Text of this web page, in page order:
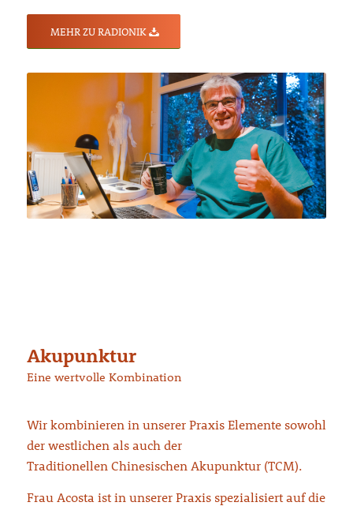
MEHR ZU RADIONIK
Akupunktur
Eine wertvolle Kombination
Wir kombinieren in unserer Praxis Elemente sowohl
der westlichen als auch der
Traditionellen Chinesischen Akupunktur (TCM).
Frau Acosta ist in unserer Praxis spezialisiert auf die